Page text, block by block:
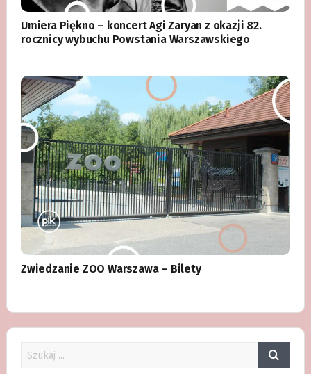
Umiera Piękno – koncert Agi Zaryan z okazji 82.
rocznicy wybuchu Powstania Warszawskiego
Zwiedzanie ZOO Warszawa – Bilety